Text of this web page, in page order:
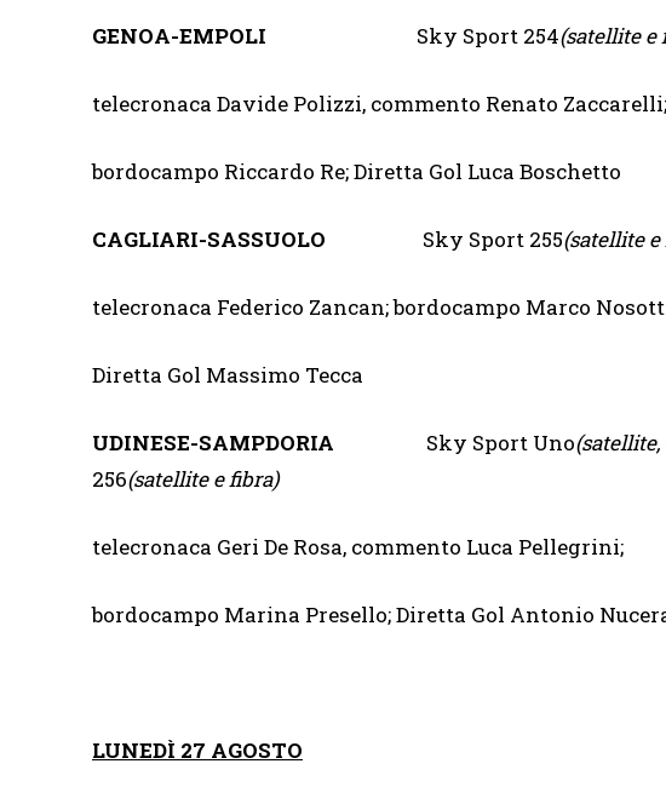
GENOA-EMPOLI Sky Sport 254(satellite e
telecronaca Davide Polizzi, commento Renato Zaccarelli;
bordocampo Riccardo Re; Diretta Gol Luca Boschetto
CAGLIARI-SASSUOLO Sky Sport 255(satellite
telecronaca Federico Zancan; bordocampo Marco
Diretta Gol Massimo Tecca
UDINESE-SAMPDORIA Sky Sport Uno
256(satellite e fibra)
telecronaca Geri De Rosa, commento Luca Pellegrini;
bordocampo Marina Presello; Diretta Gol Antonio
LUNEDÌ 27 AGOSTO